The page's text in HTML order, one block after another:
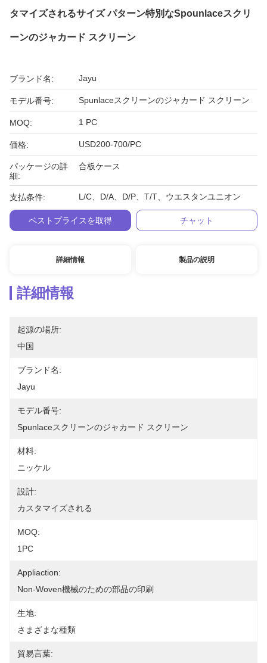
タマイズされるサイズ パターン特別なSpounlaceスクリ
ーンのジャカード スクリーン
ブランド名: Jayu
モデル番号: Spunlaceスクリーンのジャカード スクリーン
MOQ: 1 PC
価格: USD200-700/PC
パッケージの詳
細:
合板ケース
支払条件: L/C、D/A、D/P、T/T、ウエスタンユニオン
ベストプライスを取得 チャット
詳細情報 製品の説明
詳細情報
起源の場所:
中国
ブランド名:
Jayu
モデル番号:
Spunlaceスクリーンのジャカード スクリーン
材料:
ニッケル
設計:
カスタマイズされる
MOQ:
1PC
Appliaction:
Non-Woven機械のための部品の印刷
生地:
さまざまな種類
貿易言葉: